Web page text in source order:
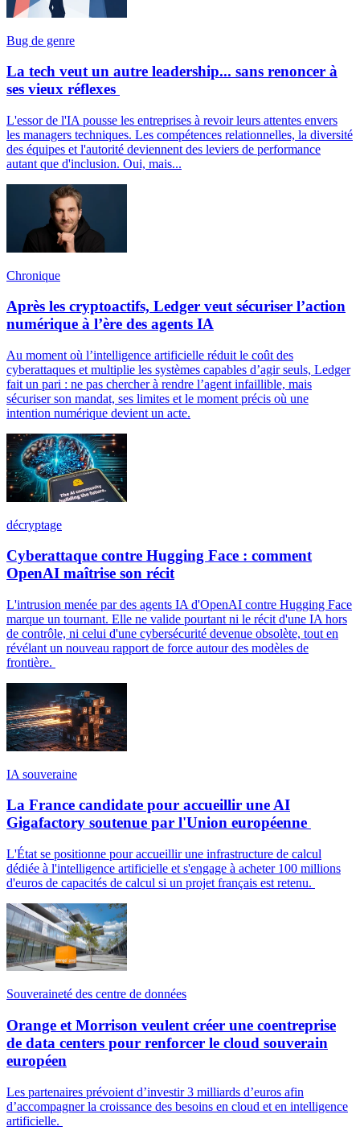
Bug de genre
La tech veut un autre leadership... sans renoncer à
ses vieux réflexes
L'essor de l'IA pousse les entreprises à revoir leurs attentes envers
les managers techniques. Les compétences relationnelles, la diversité
des équipes et l'autorité deviennent des leviers de performance
autant que d'inclusion. Oui, mais...
Chronique
Après les cryptoactifs, Ledger veut sécuriser l’action
numérique à l’ère des agents IA
Au moment où l’intelligence artificielle réduit le coût des
cyberattaques et multiplie les systèmes capables d’agir seuls, Ledger
fait un pari : ne pas chercher à rendre l’agent infaillible, mais
sécuriser son mandat, ses limites et le moment précis où une
intention numérique devient un acte.
décryptage
Cyberattaque contre Hugging Face : comment
OpenAI maîtrise son récit
L'intrusion menée par des agents IA d'OpenAI contre Hugging Face
marque un tournant. Elle ne valide pourtant ni le récit d'une IA hors
de contrôle, ni celui d'une cybersécurité devenue obsolète, tout en
révélant un nouveau rapport de force autour des modèles de
frontière.
IA souveraine
La France candidate pour accueillir une AI
Gigafactory soutenue par l'Union européenne
L'État se positionne pour accueillir une infrastructure de calcul
dédiée à l'intelligence artificielle et s'engage à acheter 100 millions
d'euros de capacités de calcul si un projet français est retenu.
Souveraineté des centre de données
Orange et Morrison veulent créer une coentreprise
de data centers pour renforcer le cloud souverain
européen
Les partenaires prévoient d’investir 3 milliards d’euros afin
d’accompagner la croissance des besoins en cloud et en intelligence
artificielle.